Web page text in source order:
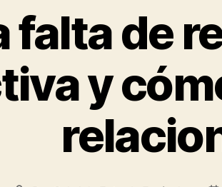
falta de
y